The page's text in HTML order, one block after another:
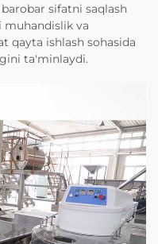
sifatni saqlash
va
qayta ishlash sohasida
ta'minlaydi.